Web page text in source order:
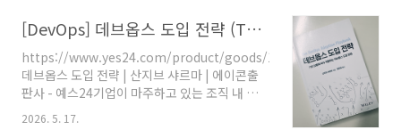
고 있다. 소프트웨어 업계의www.yes24.com
이제 DevOps는 “배포 자동화” 정도의 이야기가
아니었다이 책을 읽으면서 가장 크게 들었던 생
각은 이거였다.“아 이제 운영 자체가 하나의 시스
템 공학이 됐구나.”예전 DevOps 이야기들은 어
딘가 좀 더 “변화 운동” 같은 느낌이 있었다.개발
[DevOps] 데브옵스 도입 전략 (The DevOps Adoption Playbook)
https://www.yes24.com/product/goods/102361028
데브옵스 도입 전략 | 산지브 샤르마 | 에이콘출
판사 - 예스24기업이 마주하고 있는 조직 내 다양
전략을 제시한다. 또한 작은 규모의 기업뿐 아니
2026. 5. 17.